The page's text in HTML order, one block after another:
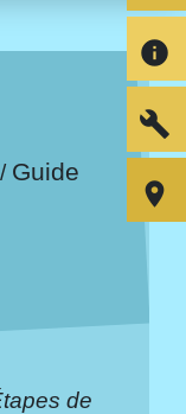
/ Guide
de
info
build
room